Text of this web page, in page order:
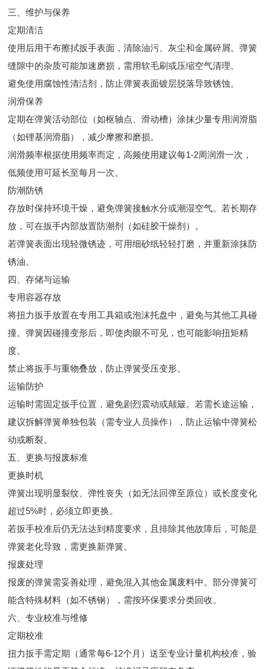
三、维护与保养
定期清洁
使用后用干布擦拭扳手表面，清除油污、灰尘和金属碎屑。弹簧
缝隙中的杂质可能加速磨损，需用软毛刷或压缩空气清理。
避免使用腐蚀性清洁剂，防止弹簧表面镀层脱落导致锈蚀。
润滑保养
定期在弹簧活动部位（如枢轴点、滑动槽）涂抹少量专用润滑脂
（如锂基润滑脂），减少摩擦和磨损。
润滑频率根据使用频率而定，高频使用建议每1-2周润滑一次，
低频使用可延长至每月一次。
防潮防锈
存放时保持环境干燥，避免弹簧接触水分或潮湿空气。若长期存
放，可在扳手内部放置防潮剂（如硅胶干燥剂）。
若弹簧表面出现轻微锈迹，可用细砂纸轻轻打磨，并重新涂抹防
锈油。
四、存储与运输
专用容器存放
将扭力扳手放置在专用工具箱或泡沫托盘中，避免与其他工具碰
撞。弹簧因碰撞变形后，即使肉眼不可见，也可能影响扭矩精
度。
禁止将扳手与重物叠放，防止弹簧受压变形。
运输防护
运输时需固定扳手位置，避免剧烈震动或颠簸。若需长途运输，
建议拆解弹簧单独包装（需专业人员操作），防止运输中弹簧松
动或断裂。
五、更换与报废标准
更换时机
弹簧出现明显裂纹、弹性丧失（如无法回弹至原位）或长度变化
超过5%时，必须立即更换。
若扳手校准后仍无法达到精度要求，且排除其他故障后，可能是
弹簧老化导致，需更换新弹簧。
报废处理
报废的弹簧需妥善处理，避免混入其他金属废料中。部分弹簧可
能含特殊材料（如不锈钢），需按环保要求分类回收。
六、专业校准与维修
定期校准
扭力扳手需定期（通常每6-12个月）送至专业计量机构校准，验